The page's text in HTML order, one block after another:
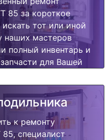
85 за короткое
тот или иной
наших мастеров
полный инвентарь и
для Вашей
к ремонту
специалист